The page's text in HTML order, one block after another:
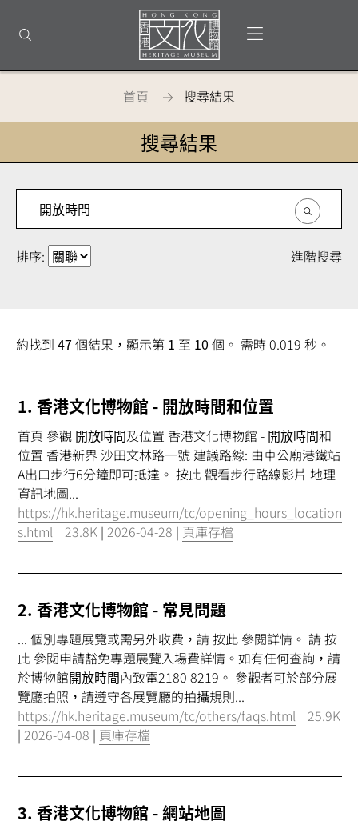
部
打開搜尋
首
頁
打開選單
首頁 搜尋結果
搜尋結果
排序: 進階搜尋
約找到 47個結果，顯示第 1 至 10 個。 需時 0.019 秒。
1. 香港文化博物館 - 開放時間和位置
首頁 參觀 開放時間及位置 香港文化博物館 - 開放時間和
位置 香港新界 沙田文林路一號 建議路線: 由車公廟港鐵站
A出口步行6分鐘即可抵達。 按此 觀看步行路線影片 地理
資訊地圖...
https://hk.heritage.museum/tc/opening_hours_location
s.html
23.8K | 2026-04-28 | 頁庫存檔
2. 香港文化博物館 - 常見問題
... 個別專題展覽或需另外收費，請 按此 參閱詳情。 請 按
此 參閱申請豁免專題展覽入場費詳情。如有任何查詢，請
於博物館開放時間內致電2180 8219。 參觀者可於部分展
覽廳拍照，請遵守各展覽廳的拍攝規則...
https://hk.heritage.museum/tc/others/faqs.html
25.9K
| 2026-04-08 | 頁庫存檔
3. 香港文化博物館 - 網站地圖